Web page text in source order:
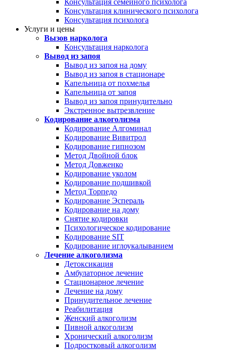
Консультация семейного психолога
Консультация клинического психолога
Консультация психолога
Услуги и цены
Вызов нарколога
Консультация нарколога
Вывод из запоя
Вывод из запоя на дому
Вывод из запоя в стационаре
Капельница от похмелья
Капельница от запоя
Вывод из запоя принудительно
Экстренное вытрезвление
Кодирование алкоголизма
Кодирование Алгоминал
Кодирование Вивитрол
Кодирование гипнозом
Метод Двойной блок
Метод Довженко
Кодирование уколом
Кодирование подшивкой
Метод Торпедо
Кодирование Эспераль
Кодирование на дому
Снятие кодировки
Психологическое кодирование
Кодирование SIT
Кодирование иглоукалыванием
Лечение алкоголизма
Детоксикация
Амбулаторное лечение
Стационарное лечение
Лечение на дому
Принудительное лечение
Реабилитация
Женский алкоголизм
Пивной алкоголизм
Хронический алкоголизм
Подростковый алкоголизм